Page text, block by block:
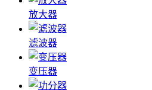
放大器
滤波器
变压器